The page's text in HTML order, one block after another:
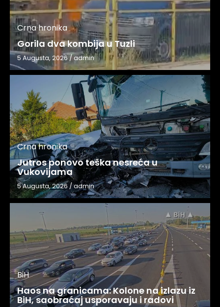
Crna hronika
Gorila dva kombija u Tuzli
5 Augusta, 2026/admin
Crna hronika
Jutros ponovo teška nesreća u
Vukovijama
5 Augusta, 2026/admin
BiH
Haos na granicama: Kolone na izlazu iz
BiH, saobraćaj usporavaju i radovi